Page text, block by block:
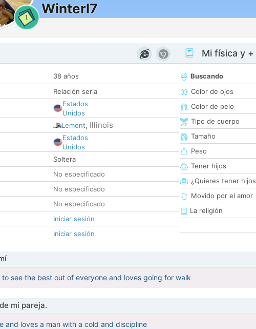
1
Winterl7
38 años
Relación seria
Estados
Unidos
Lemont, Illinois
Estados
Unidos
Soltera
No especificado
No especificado
No especificado
Iniciar sesión
Iniciar sesión
Mi física y +
Buscando
Color de ojos
Color de pelo
Tipo de cuerpo
Tamaño
Peso
Tener hijos
¿Quieres tener hijos
Movido por el amor
La religión
see the best out of everyone and loves going for walk
mi pareja.
and loves a man with a cold and discipline